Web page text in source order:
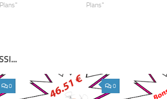
Plans"
Plans"
0 0